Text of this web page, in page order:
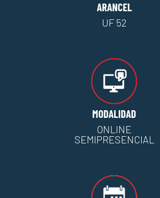
ARANCEL
UF 52
MODALIDAD
ONLINE
SEMIPRESENCIAL